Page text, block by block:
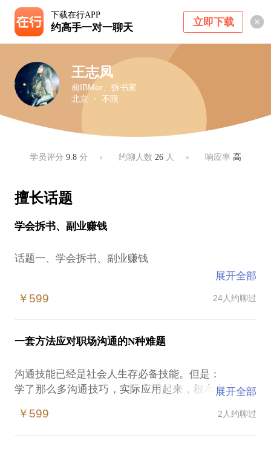
下载在行APP
约高手一对一聊天 立即下载
王志凤
前IBMer、拆书家
北京 ・ 不限
学员评分9.8 分 约聊人数 26人 响应率 高
擅长话题
学会拆书、副业赚钱
话题一、学会拆书、副业赚钱
拆书首先是一种读书方法，帮你解决书读不完，读不
拆书还是关于成人学习的方法论，适用于以提升能
力、解决问题为目标的成人学习；
改变行为，把知识快速转化为能力。推荐自我成长书
单。
2、如何成为职业拆书家，走上自由培训师道路？
展开全部
￥599 24人约聊过
一套方法应对职场沟通的N种难题
沟通技能已经是社会人生存必备技能。但是：
学了那么多沟通技巧，实际应用起来，根本套路不了
学了那么多协作技能，却发现跟猪队友完全配合不
展开全部
￥599 2人约聊过